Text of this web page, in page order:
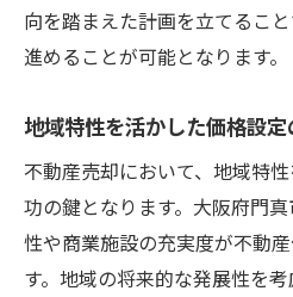
向を踏まえた計画を立てるこ
進めることが可能となります。
地域特性を活かした価格設定
不動産売却において、地域特
功の鍵となります。大阪府門
性や商業施設の充実度が不動
す。地域の将来的な発展性を